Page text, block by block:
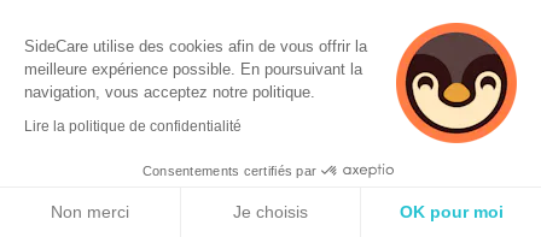
© 2026 SideCare. Tous droits réservés.
SideCare utilise des cookies afin de vous offrir la
meilleure expérience possible. En poursuivant la
navigation, vous acceptez notre politique.
Lire la politique de confidentialité
Consentements certifiés par
Non merci Je choisis OK pour moi
2 personnes
consultent
actuellement cette